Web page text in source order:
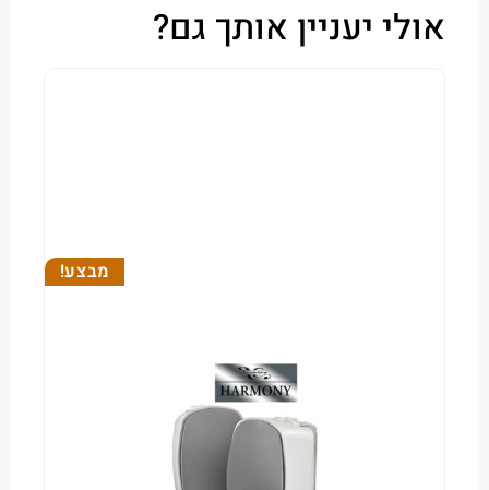
יעניין אותך גם?